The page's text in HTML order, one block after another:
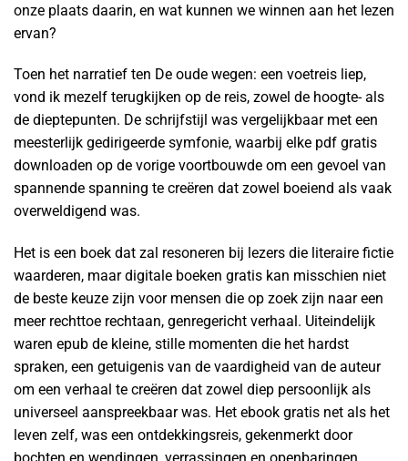
onze plaats daarin, en wat kunnen we winnen aan het lezen
ervan?
Toen het narratief ten De oude wegen: een voetreis liep,
vond ik mezelf terugkijken op de reis, zowel de hoogte- als
de dieptepunten. De schrijfstijl was vergelijkbaar met een
meesterlijk gedirigeerde symfonie, waarbij elke pdf gratis
downloaden op de vorige voortbouwde om een gevoel van
spannende spanning te creëren dat zowel boeiend als vaak
overweldigend was.
Het is een boek dat zal resoneren bij lezers die literaire fictie
waarderen, maar digitale boeken gratis kan misschien niet
de beste keuze zijn voor mensen die op zoek zijn naar een
meer rechttoe rechtaan, genregericht verhaal. Uiteindelijk
waren epub de kleine, stille momenten die het hardst
spraken, een getuigenis van de vaardigheid van de auteur
om een verhaal te creëren dat zowel diep persoonlijk als
universeel aanspreekbaar was. Het ebook gratis net als het
leven zelf, was een ontdekkingsreis, gekenmerkt door